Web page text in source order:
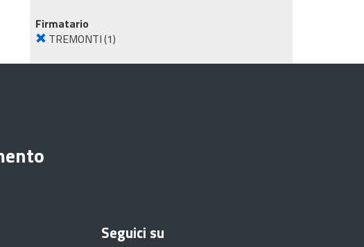
Firmatario
TREMONTI(1)
Seguici su